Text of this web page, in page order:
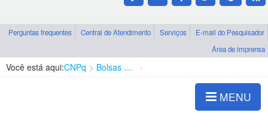
Perguntas frequentes Central de Atendimento Serviços
E-mail do Pesquisador
Área de imprensa
Você está aqui:CNPq Bolsas e Auxílios Vigentes
MENU